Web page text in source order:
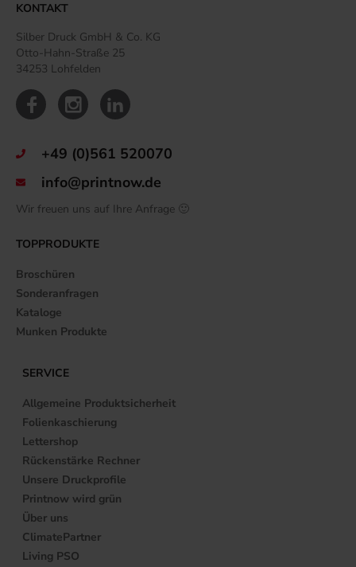
KONTAKT
Silber Druck GmbH & Co. KG
Otto-Hahn-Straße 25
34253 Lohfelden
+49 (0)561 520070
info@printnow.de
Wir freuen uns auf Ihre Anfrage 🙂
TOPPRODUKTE
Broschüren
Sonderanfragen
Kataloge
Munken Produkte
SERVICE
Allgemeine Produktsicherheit
Folienkaschierung
Lettershop
Rückenstärke Rechner
Unsere Druckprofile
Printnow wird grün
Über uns
ClimatePartner
Living PSO